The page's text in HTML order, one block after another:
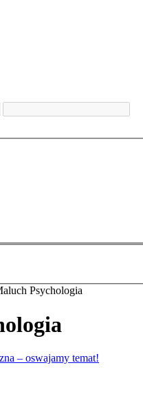
Psychologia
– oswajamy temat!